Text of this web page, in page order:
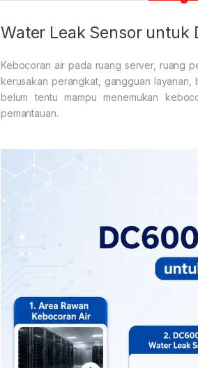
Water Leak Sensor untuk
Kebocoran air pada ruang server, ruang
kerusakan perangkat, gangguan layanan,
belum tentu mampu menemukan
pemantauan.